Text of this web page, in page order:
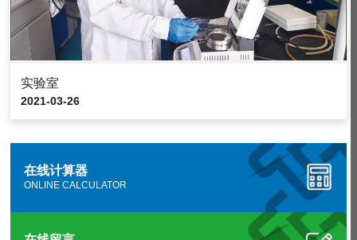
实验室
2021-03-26
在线计算器
ONLINE CALCULATOR